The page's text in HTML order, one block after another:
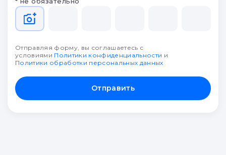
Отправляя форму, вы соглашаетесь с
условиями Политики конфиденциальности и
Политики обработки персональных данных
Отправить